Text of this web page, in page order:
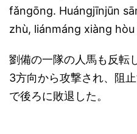
fǎngōng. Huángjīnjūn
zhù, liánmáng xiàng
劉備の一隊の人馬も反転
3方向から攻撃され、阻
で後ろに敗退した。